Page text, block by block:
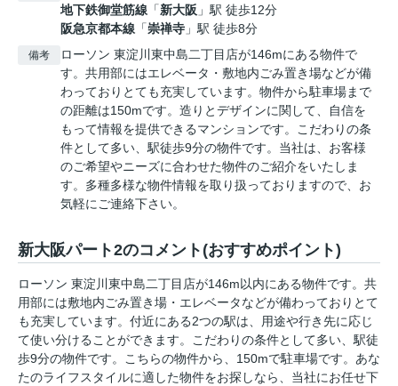
地下鉄御堂筋線 「新大阪 」駅 徒歩12分
阪急京都本線 「崇禅寺 」駅 徒歩8分
備考
ローソン 東淀川東中島二丁目店が146mにある物件で
す。共用部にはエレベータ・敷地内ごみ置き場などが備
わっておりとても充実しています。物件から駐車場まで
の距離は150mです。造りとデザインに関して、自信を
もって情報を提供できるマンションです。こだわりの条
件として多い、駅徒歩9分の物件です。当社は、お客様
のご希望やニーズに合わせた物件のご紹介をいたしま
す。多種多様な物件情報を取り扱っておりますので、お
気軽にご連絡下さい。
新大阪パート2のコメント(おすすめポイント)
ローソン 東淀川東中島二丁目店が146m以内にある物件です。共
用部には敷地内ごみ置き場・エレベータなどが備わっておりとて
も充実しています。付近にある2つの駅は、用途や行き先に応じ
て使い分けることができます。こだわりの条件として多い、駅徒
歩9分の物件です。こちらの物件から、150mで駐車場です。あな
たのライフスタイルに適した物件をお探しなら、当社にお任せ下